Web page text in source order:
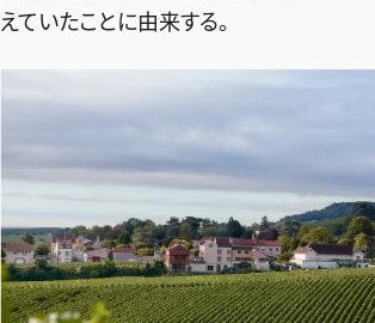
JOIN US
編集部から届くメールマガジ
会員限定プレゼントや特別イベント
特典が満載！
新規会員登録はこちら
えていたことに由来する。